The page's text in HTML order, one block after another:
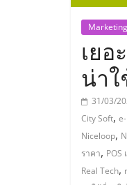
เอ็
มอี
ไท
Marketing
เยอ
น่า
31/03/
City Soft,
Niceloop,
ราคา, POS
Real Tech,